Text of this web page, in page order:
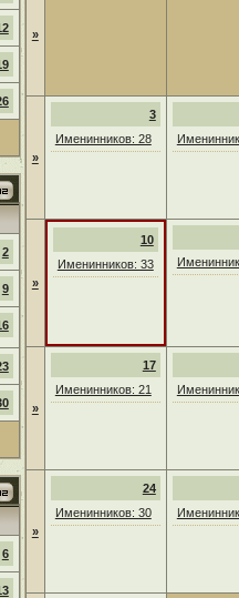
2
9
6
»
»
3
Именинников: 28
»
10
Именинников: 33
»
17
Именинников: 21
»
24
Именинников: 30